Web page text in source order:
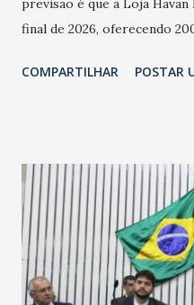
previsão é que a Loja
final de 2026, oferecendo
Havan Fortaleza ainda não
COMPARTILHAR POSTAR